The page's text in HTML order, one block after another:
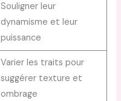
Souligner leur
dynamisme et leur
puissance
Varier les traits pour
suggérer texture et
ombrage